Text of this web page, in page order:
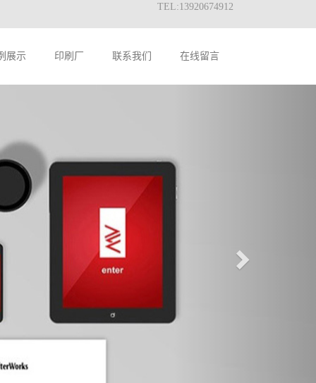
TEL:13920674912
展示 印刷厂 联系我们 在线留言